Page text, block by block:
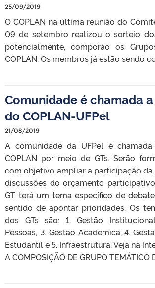
25/09/2019
O COPLAN na última reunião do
09 de setembro realizou o sorteio
potencialmente, comporão os
COPLAN. Os membros já estão sendo
Comunidade é chamada
do COPLAN-UFPel
21/08/2019
A comunidade da UFPel é
COPLAN por meio de GTs. Serão
com objetivo ampliar a participação da
discussões do orçamento
GT terá um tema específico de
sentido de apontar prioridades. Os
dos GTs são: 1. Gestão
Pessoas, 3. Gestão Acadêmica, 4.
Estudantil e 5. Infraestrutura. Veja na
A COMPOSIÇÃO DE GRUPO TEMÁTICO